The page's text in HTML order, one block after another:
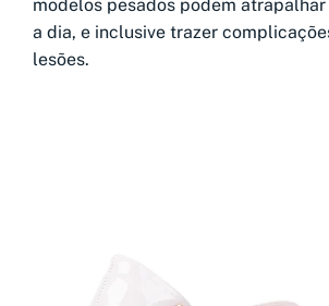
modelos pesados podem atrapalhar
a dia, e inclusive trazer
lesões.